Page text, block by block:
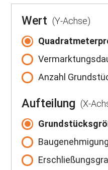
Wert (Y-Achse)
Anzahl
Aufteilung (X-
Baugenehmigung